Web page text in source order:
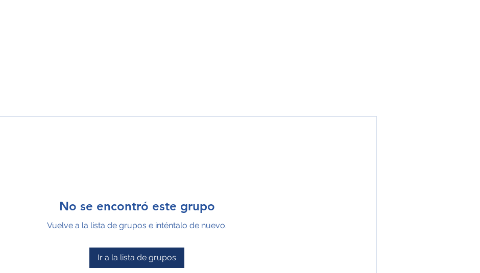
No se encontró este grupo
Vuelve a la lista de grupos e inténtalo de nuevo.
Ir a la lista de grupos